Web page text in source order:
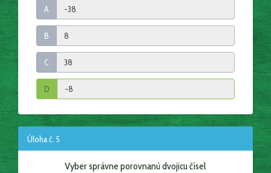
A
B
C
D
Úloha č. 5
Vyber správne porovnanú dvojicu čísel